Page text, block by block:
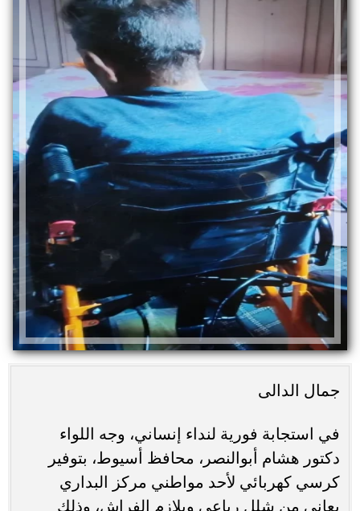
جمال الدالى
في استجابة فورية لنداء إنساني، وجه اللواء
دكتور هشام أبوالنصر، محافظ أسيوط، بتوفير
كرسي كهربائي لأحد مواطني مركز البداري
يعاني من شلل رباعي ويلازم الفراش، وذلك